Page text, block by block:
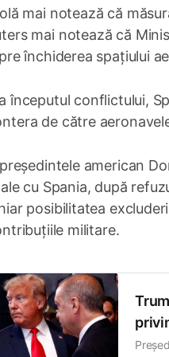
mai notează că
mai notează că
închiderea spațiului
începutul conflictului,
de către
american
cu Spania, după
posibilitatea
militare.